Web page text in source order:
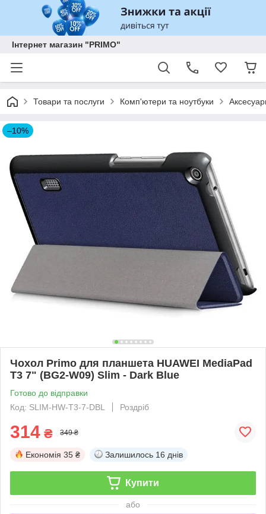
Інтернет магазин "PRIMO"
Товари та послуги Комп'ютери та ноутбуки
–10%
Чохол Primo для планшета HUAWEI MediaPad
T3 7" (BG2-W09) Slim - Dark Blue
Готово до відправки
Код: SLIM-HW-T3-7-DBL
Роздріб
314 ₴ 349 ₴
Економія 35 ₴ Залишилось 16 днів
Купити
або